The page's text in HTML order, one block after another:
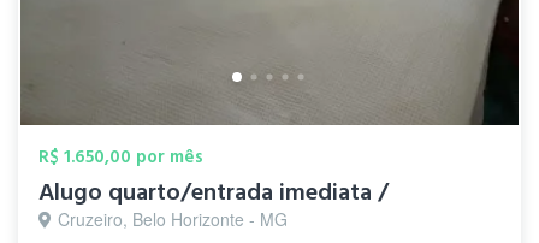
R$ 1.650,00 por mês
Alugo quarto/entrada imediata /
Cruzeiro, Belo Horizonte - MG